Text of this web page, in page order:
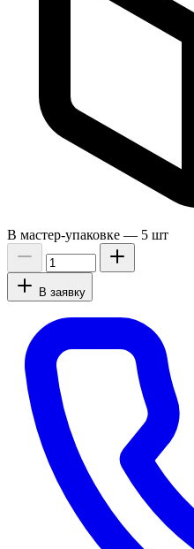
В мастер-упаковке — 5 шт
В заявку